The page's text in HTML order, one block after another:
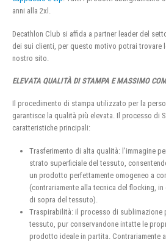
anni alla 2xl.
Decathlon Club si affida a partner leader del
dei sui clienti, per questo motivo potrai trovare
nostro sito.
ELEVATA QUALITÀ DI STAMPA E MASSIMO
Il procedimento di stampa utilizzato per la
garantisce la qualità più elevata. Il processo di
caratteristiche principali:
Trasferimento di alta qualità: l’immagine
strato superficiale del tessuto,
un prodotto perfettamente omogeneo a
(contrariamente alla tecnica del flocking, in
di sopra del tessuto).
Traspirabilità: il processo di sublimazione
tessuto, pur conservandone intatte le
prodotto ideale in partita. Contrariamente